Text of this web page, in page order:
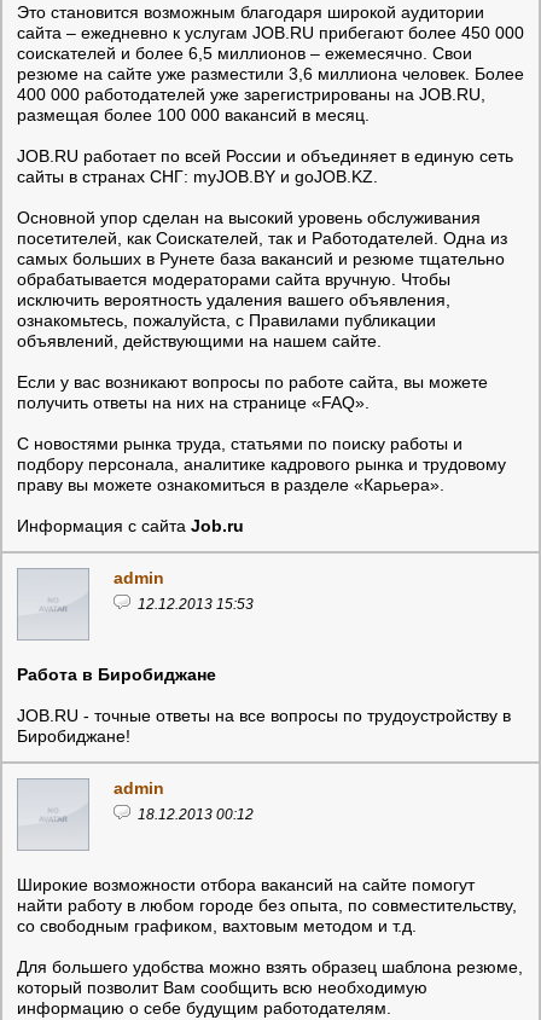
Это становится возможным благодаря широкой аудитории
сайта – ежедневно к услугам JOB.RU прибегают более 450 000
соискателей и более 6,5 миллионов – ежемесячно. Свои
резюме на сайте уже разместили 3,6 миллиона человек. Более
400 000 работодателей уже зарегистрированы на JOB.RU,
размещая более 100 000 вакансий в месяц.
JOB.RU работает по всей России и объединяет в единую сеть
сайты в странах СНГ: myJOB.BY и goJOB.KZ.
Основной упор сделан на высокий уровень обслуживания
посетителей, как Соискателей, так и Работодателей. Одна из
самых больших в Рунете база вакансий и резюме тщательно
обрабатывается модераторами сайта вручную. Чтобы
исключить вероятность удаления вашего объявления,
ознакомьтесь, пожалуйста, с Правилами публикации
объявлений, действующими на нашем сайте.
Если у вас возникают вопросы по работе сайта, вы можете
получить ответы на них на странице «FAQ».
С новостями рынка труда, статьями по поиску работы и
подбору персонала, аналитике кадрового рынка и трудовому
праву вы можете ознакомиться в разделе «Карьера».
Информация с сайта Job.ru
admin
12.12.2013 15:53
Работа в Биробиджане
JOB.RU - точные ответы на все вопросы по трудоустройству в
Биробиджане!
admin
18.12.2013 00:12
Широкие возможности отбора вакансий на сайте помогут
найти работу в любом городе без опыта, по совместительству,
со свободным графиком, вахтовым методом и т.д.
Для большего удобства можно взять образец шаблона резюме,
который позволит Вам сообщить всю необходимую
информацию о себе будущим работодателям.